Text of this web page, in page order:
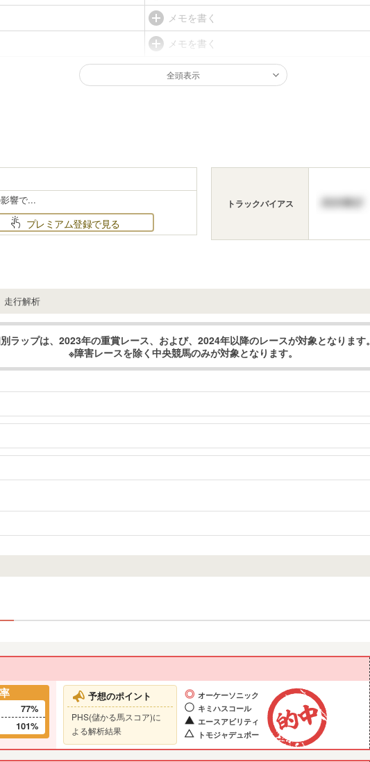
メモを書く
メモを書く
全頭表示
響で...
プレミアム登録で見る
トラックバイアス
走行解析
ラップは、2023年の重賞レース、および、2024年以降のレースが対象となります。
※障害レースを除く中央競馬のみが対象となります。
77%
101%
予想のポイント
PHS(儲かる馬スコア)に
よる解析結果
オーケーソニック
キミハスコール
エースアビリティ
トモジャデュポー